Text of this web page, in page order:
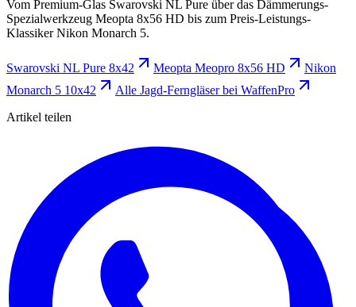
Vom Premium-Glas Swarovski NL Pure über das Dämmerungs-
Spezialwerkzeug Meopta 8x56 HD bis zum Preis-Leistungs-
Klassiker Nikon Monarch 5.
Swarovski NL Pure 8x42 Meopta Meopro 8x56 HD
Nikon
Monarch 5 10x42
Alle Jagd-Ferngläser bei WaffenPro
Artikel teilen